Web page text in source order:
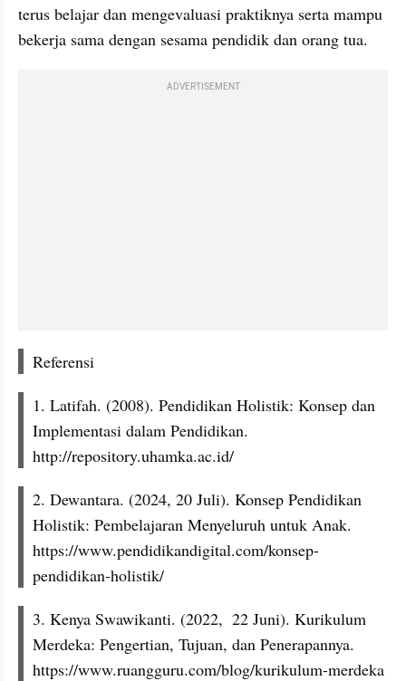
terus belajar dan mengevaluasi praktiknya serta mampu
bekerja sama dengan sesama pendidik dan orang tua.
ADVERTISEMENT
Referensi
1. Latifah. (2008). Pendidikan Holistik: Konsep dan
Implementasi dalam Pendidikan.
http://repository.uhamka.ac.id/
2. Dewantara. (2024, 20 Juli). Konsep Pendidikan
Holistik: Pembelajaran Menyeluruh untuk Anak.
https://www.pendidikandigital.com/konsep-
pendidikan-holistik/
3. Kenya Swawikanti. (2022,  22 Juni). Kurikulum
Merdeka: Pengertian, Tujuan, dan Penerapannya.
https://www.ruangguru.com/blog/kurikulum-merdeka